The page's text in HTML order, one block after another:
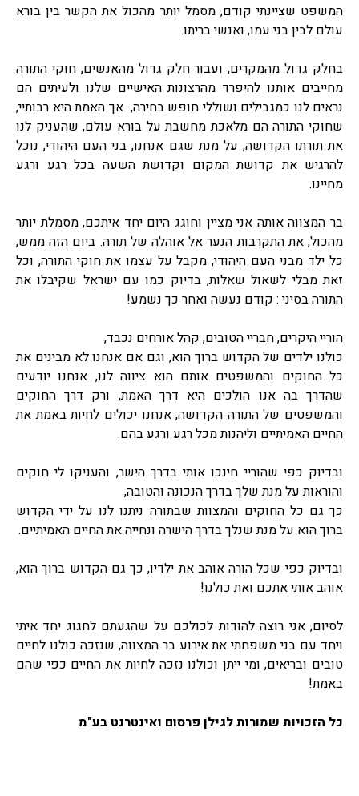
המשפט שציינתי קודם, מסמל יותר מהכול את הקשר בין בורא
עולם לבין בני עמו, ואנשי בריתו.
בחלק גדול מהמקרים, ועבור חלק גדול מהאנשים, חוקי התורה
מחייבים אותנו להיפרד מהרצונות האישיים שלנו ולעיתים הם
נראים לנו כמגבילים ושוללי חופש בחירה, אך האמת היא רבותיי,
שחוקי התורה הם מלאכת מחשבת על בורא עולם, שהעניק לנו
את תורתו הקדושה, על מנת שגם אנחנו, בני העם היהודי, נוכל
להרגיש את קדושת המקום וקדושת השעה בכל רגע ורגע
מחיינו.
בר המצווה אותה אני מציין וחוגג היום יחד איתכם, מסמלת יותר
מהכול, את התקרבות הנער אל אוהלה של תורה. ביום הזה ממש,
כל ילד מבני העם היהודי, מקבל על עצמו את חוקי התורה, וכל
זאת מבלי לשאול שאלות, בדיוק כמו עם ישראל שקיבלו את
התורה בסיני : קודם נעשה ואחר כך נשמע!
הוריי היקרים, חבריי הטובים, קהל אורחים נכבד,
כולנו ילדים של הקדוש ברוך הוא, וגם אם אנחנו לא מבינים את
כל החוקים והמשפטים אותם הוא ציווה לנו, אנחנו יודעים
שהדרך בה אנו הולכים היא דרך האמת, ורק דרך החוקים
והמשפטים של התורה הקדושה, אנחנו יכולים לחיות באמת את
החיים האמיתיים וליהנות מכל רגע ורגע בהם.
ובדיוק כפי שהוריי חינכו אותי בדרך הישר, והעניקו לי חוקים
והוראות על מנת שלך בדרך הנכונה והטובה,
כך גם כל החוקים והמצוות שבתורה ניתנו לנו על ידי הקדוש
ברוך הוא על מנת שנלך בדרך הישרה ונחייה את החיים האמיתיים.
ובדיוק כפי שכל הורה אוהב את ילדיו, כך גם הקדוש ברוך הוא,
אוהב אותי אתכם ואת כולנו!
לסיום, אני רוצה להודות לכולכם על שהגעתם לחגוג יחד איתי
ויחד עם בני משפחתי את אירוע בר המצווה, שנזכה כולנו לחיים
טובים ובריאים, ומי ייתן וכולנו נזכה לחיות את החיים כפי שהם
באמת!
כל הזכויות שמורות לגילן פרסום ואינטרנט בע"מ